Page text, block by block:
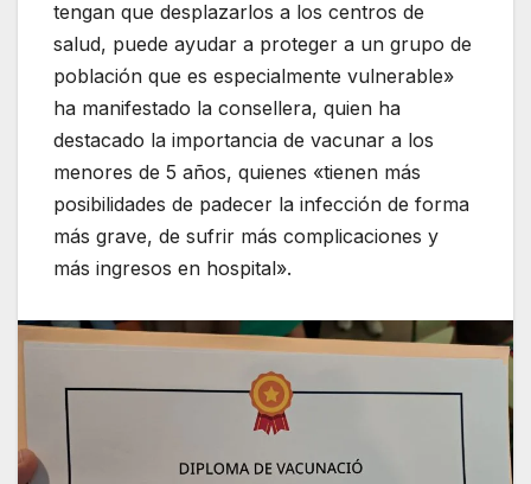
tengan que desplazarlos a los centros de
salud, puede ayudar a proteger a un grupo de
población que es especialmente vulnerable»
ha manifestado la consellera, quien ha
destacado la importancia de vacunar a los
menores de 5 años, quienes «tienen más
posibilidades de padecer la infección de forma
más grave, de sufrir más complicaciones y
más ingresos en hospital».